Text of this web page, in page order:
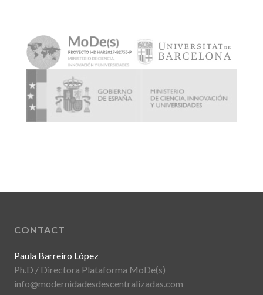
CONTACT
Paula Barreiro López
Ph.D / Directora Plataforma MoDe(s)
info@modernidadesdescentralizadas.com